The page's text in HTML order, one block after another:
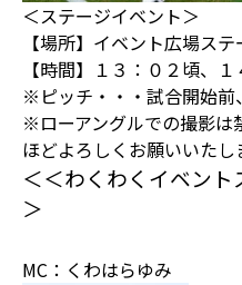
＜ステージイベント＞
【場所】イベント広場ステ
【時間】１３：０２頃、
※ピッチ・・・試合開始前
※ローアングルでの撮影は
ほどよろしくお願いいたし
＜＜わくわくイベン
＞
MC：くわはらゆみ